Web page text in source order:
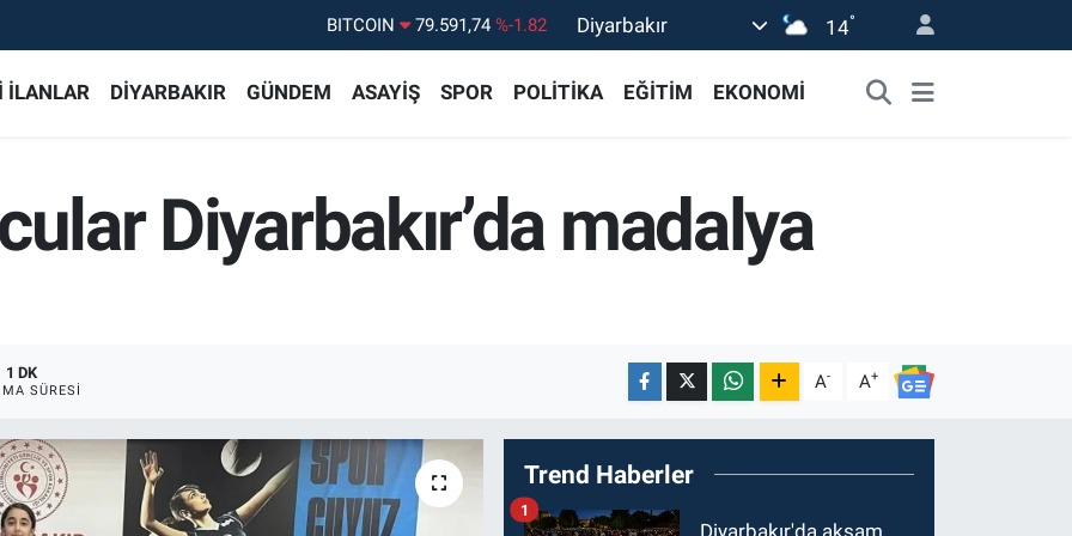
DOLAR 45,43620 %0.02
BİST100
14.598,00
BITCOIN
79.591,74 %-1.82
Diyarbakır 14°
İLANLAR DİYARBAKIR GÜNDEM ASAYİŞ SPOR POLİTİKA EĞİTİM EKONOMİ
Diyarbakır’da madalya
1 DK
SÜRESI A- A+
Trend Haberler
Diyarbakır'da akşam
1